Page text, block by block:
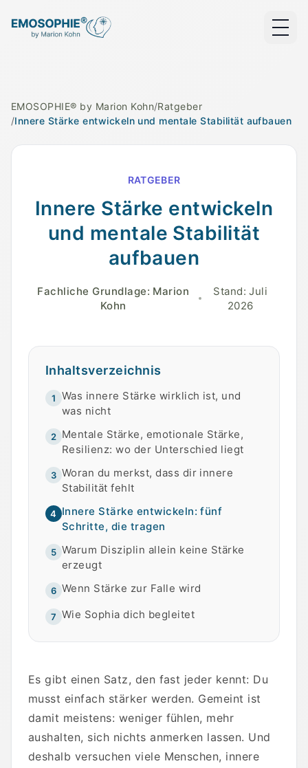
EMOSOPHIE® by Marion Kohn/Ratgeber
/Innere Stärke entwickeln und mentale Stabilität aufbauen
RATGEBER
Innere Stärke entwickeln
und mentale Stabilität
aufbauen
Fachliche Grundlage: Marion
Kohn
Stand:Juli
2026
Inhaltsverzeichnis
1
Was innere Stärke wirklich ist, und
was nicht
2 Mentale Stärke, emotionale Stärke,
Resilienz: wo der Unterschied liegt
3 Woran du merkst, dass dir innere
Stabilität fehlt
4
Innere Stärke entwickeln: fünf
Schritte, die tragen
5 Warum Disziplin allein keine Stärke
erzeugt
6 Wenn Stärke zur Falle wird
7 Wie Sophia dich begleitet
Es gibt einen Satz, den fast jeder kennt: Du
musst einfach stärker werden. Gemeint ist
damit meistens: weniger fühlen, mehr
aushalten, sich nichts anmerken lassen. Und
deshalb versuchen viele Menschen, innere